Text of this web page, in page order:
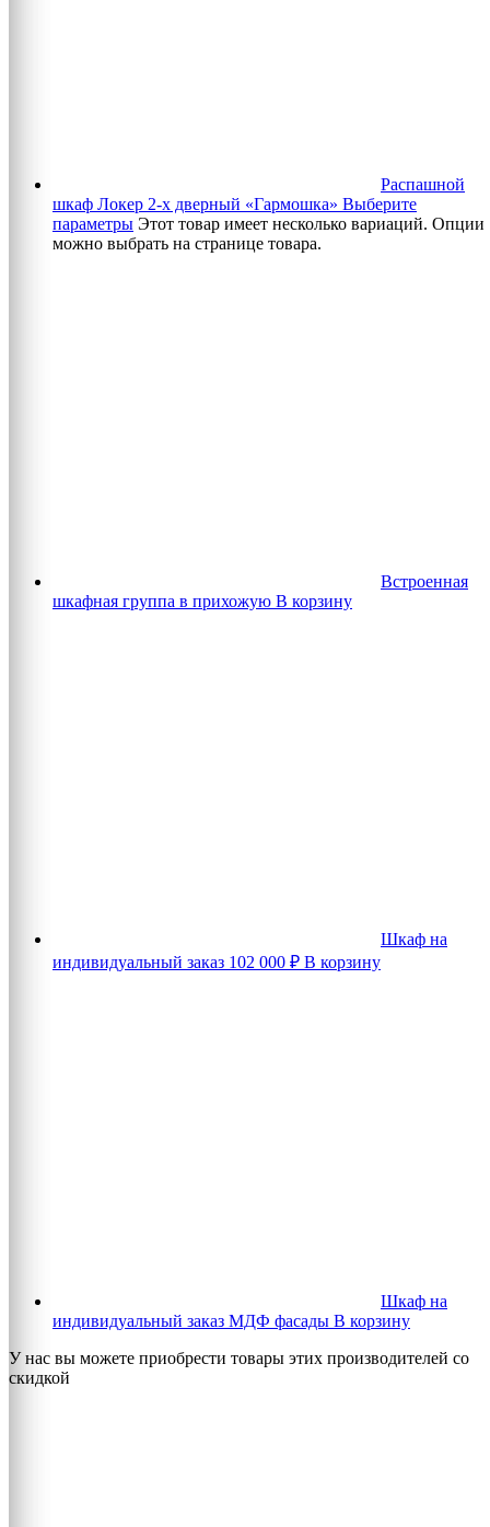
Распашной
шкаф Локер 2-х дверный «Гармошка» Выберите
параметры Этот товар имеет несколько вариаций. Опции
можно выбрать на странице товара.
Встроенная
шкафная группа в прихожую В корзину
Шкаф на
индивидуальный заказ 102 000 ₽ В корзину
Шкаф на
индивидуальный заказ МДФ фасады В корзину
У нас вы можете приобрести товары этих производителей со
скидкой